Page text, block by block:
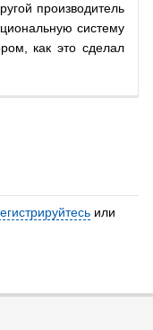
производитель
систему
как это сделал
или